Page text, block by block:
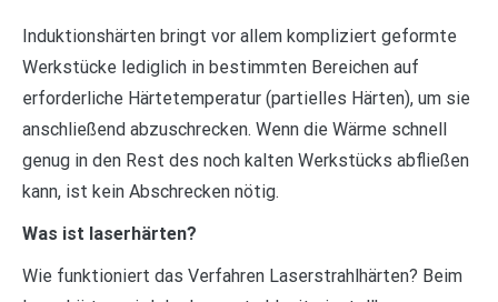
Induktionshärten bringt vor allem kompliziert geformte
Werkstücke lediglich in bestimmten Bereichen auf
erforderliche Härtetemperatur (partielles Härten), um sie
anschließend abzuschrecken. Wenn die Wärme schnell
genug in den Rest des noch kalten Werkstücks abfließen
kann, ist kein Abschrecken nötig.
Was ist laserhärten?
Wie funktioniert das Verfahren Laserstrahlhärten? Beim